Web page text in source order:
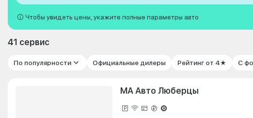
Чтобы увидеть цены, укажите полные параметры авто
41 сервис
По популярности Официальные дилеры Рейтинг от 4★ С
МА Авто Люберцы